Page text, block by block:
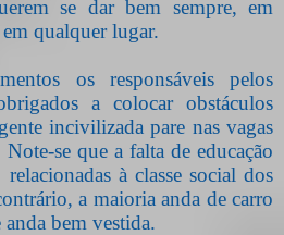
se dar bem sempre, em
qualquer lugar.
os responsáveis pelos
a colocar obstáculos
incivilizada pare nas vagas
se que a falta de educação
relacionadas à classe social dos
a maioria anda de carro
bem vestida.